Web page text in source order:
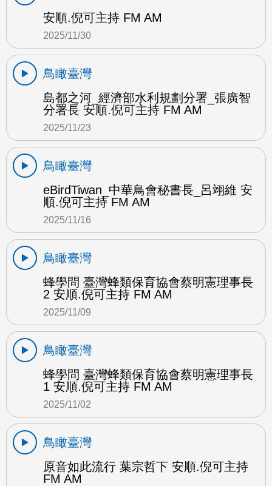
安順.倪可主持 FM AM
2025/11/30
鳥瞰臺灣
島都之河_經濟部水利規劃分署_張廣智
分署長 安順.倪可主持 FM AM
2025/11/23
鳥瞰臺灣
eBirdTiwan_中華鳥會秘書長_呂翊維 安
順.倪可主持 FM AM
2025/11/16
鳥瞰臺灣
蜂學問 臺灣蜂類保育協會蔡明憲理事長
2 安順.倪可主持 FM AM
2025/11/09
鳥瞰臺灣
蜂學問 臺灣蜂類保育協會蔡明憲理事長
1 安順.倪可主持 FM AM
2025/11/02
鳥瞰臺灣
原音如此流行 葉宗哲下 安順.倪可主持
FM AM